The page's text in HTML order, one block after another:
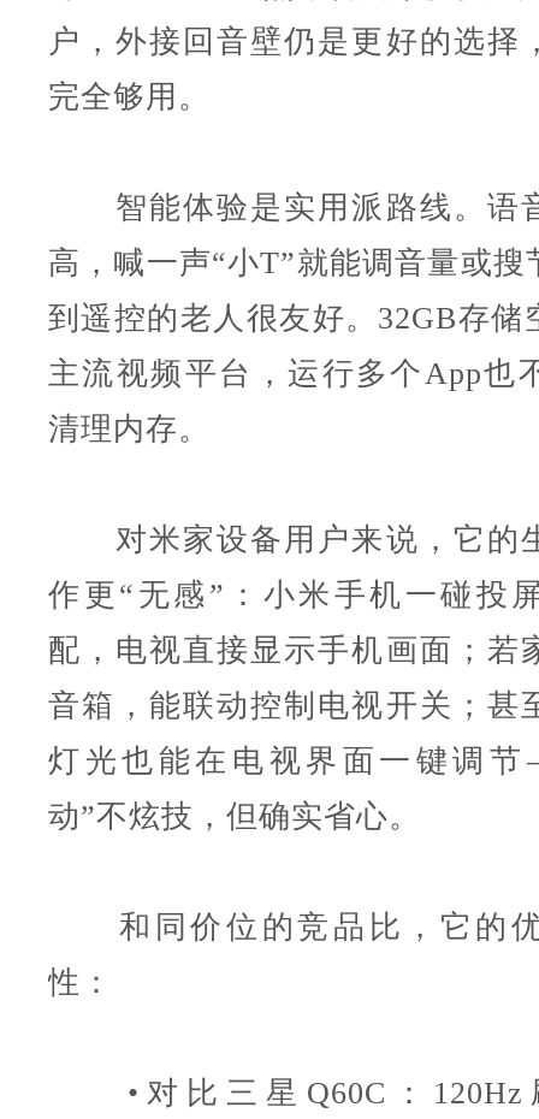
户，外接回音壁仍是更好的选择
完全够用。
智能体验是实用派路线。语
高，喊一声“小T”就能调音量或搜
到遥控的老人很友好。32GB存储
主流视频平台，运行多个App也
清理内存。
对米家设备用户来说，它的
作更“无感”：小米手机一碰投
配，电视直接显示手机画面；若
音箱，能联动控制电视开关；甚
灯光也能在电视界面一键调
动”不炫技，但确实省心。
和同价位的竞品比，它的
性：
•对比三星Q60C：120Hz